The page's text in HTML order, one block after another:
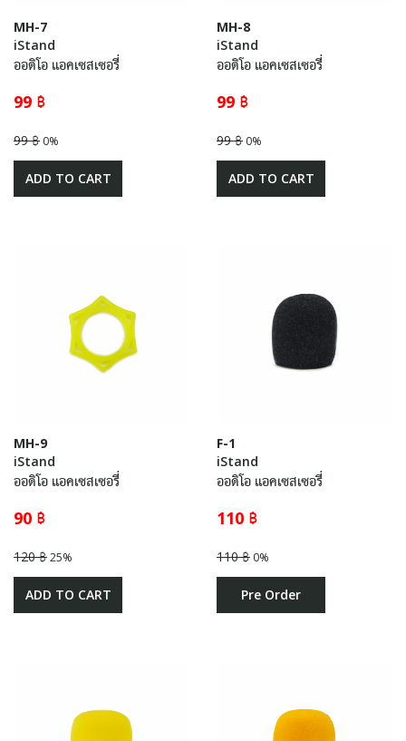
MH-7
iStand
ออดิโอ แอคเซสเซอรี่
99 ฿
99 ฿ 0%
ADD TO CART
MH-8
iStand
ออดิโอ แอคเซสเซอรี่
99 ฿
99 ฿ 0%
ADD TO CART
MH-9
iStand
ออดิโอ แอคเซสเซอรี่
90 ฿
120 ฿25%
ADD TO CART
F-1
iStand
ออดิโอ แอคเซสเซอรี่
110 ฿
110 ฿ 0%
Pre Order